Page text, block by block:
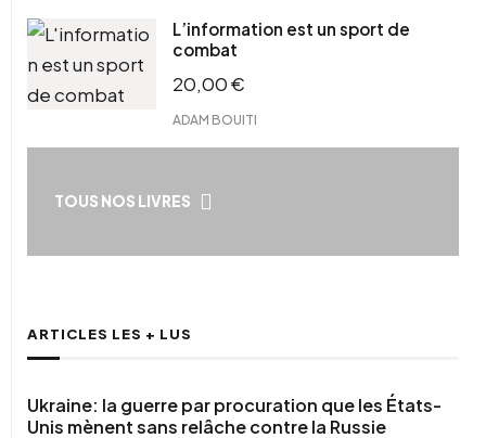
L’information est un sport de
combat
20,00€
ADAM BOUITI
TOUS NOS LIVRES
ARTICLES LES + LUS
Ukraine: la guerre par procuration que les États-
Unis mènent sans relâche contre la Russie